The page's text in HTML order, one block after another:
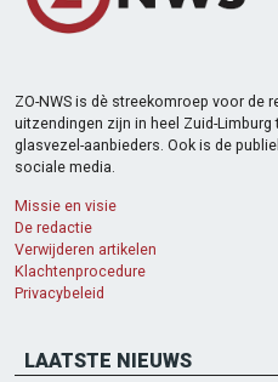
ZO-NWS is dè streekomroep voor de
uitzendingen zijn in heel Zuid-
glasvezel-aanbieders. Ook is de
sociale media.
Missie en visie
De redactie
Verwijderen artikelen
Klachtenprocedure
Privacybeleid
LAATSTE NIEUWS